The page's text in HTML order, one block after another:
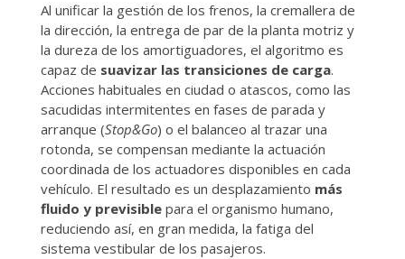
Al unificar la gestión de los frenos, la cremallera de
la dirección, la entrega de par de la planta motriz y
la dureza de los amortiguadores, el algoritmo es
capaz de suavizar las transiciones de carga.
Acciones habituales en ciudad o atascos, como las
sacudidas intermitentes en fases de parada y
arranque (Stop&Go) o el balanceo al trazar una
rotonda, se compensan mediante la actuación
coordinada de los actuadores disponibles en cada
vehículo. El resultado es un desplazamiento más
fluido y previsible para el organismo humano,
reduciendo así, en gran medida, la fatiga del
sistema vestibular de los pasajeros.